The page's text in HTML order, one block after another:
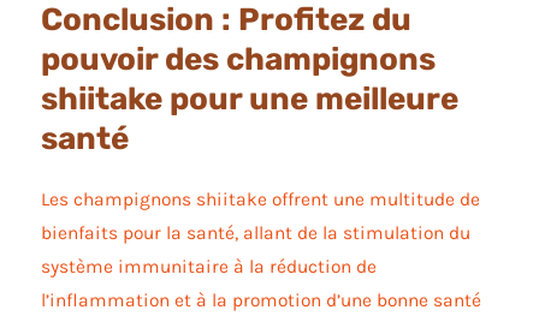
Conclusion : Profitez du
pouvoir des champignons
shiitake pour une meilleure
santé
Les champignons shiitake offrent une multitude de
bienfaits pour la santé, allant de la stimulation du
système immunitaire à la réduction de
l’inflammation et à la promotion d’une bonne santé